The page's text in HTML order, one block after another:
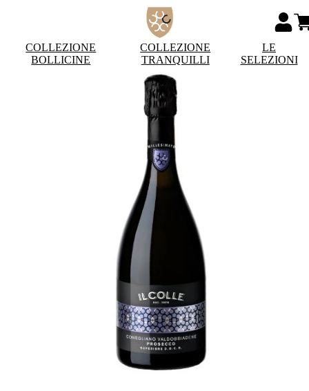
COLLEZIONE
BOLLICINE
COLLEZIONE
TRANQUILLI
LE
SELEZIONI